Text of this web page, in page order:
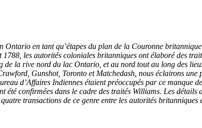
en tant qu’étapes du plan de la Couronne
les autorités coloniales britanniques ont élaboré des
de la rive nord du lac Ontario, et au nord tout au long des
Gunshot, Toronto et Matchedash, nous éclairons
d’Affaires Indiennes étaient préoccupés par ce manque
été confirmées dans le cadre des traités Williams. Les
transactions de ce genre entre les autorités